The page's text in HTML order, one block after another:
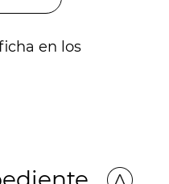
en los